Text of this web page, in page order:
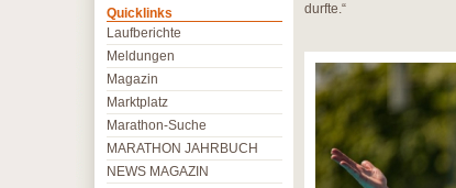
durfte.“
Quicklinks
Laufberichte
Meldungen
Magazin
Marktplatz
Marathon-Suche
MARATHON JAHRBUCH
NEWS MAGAZIN